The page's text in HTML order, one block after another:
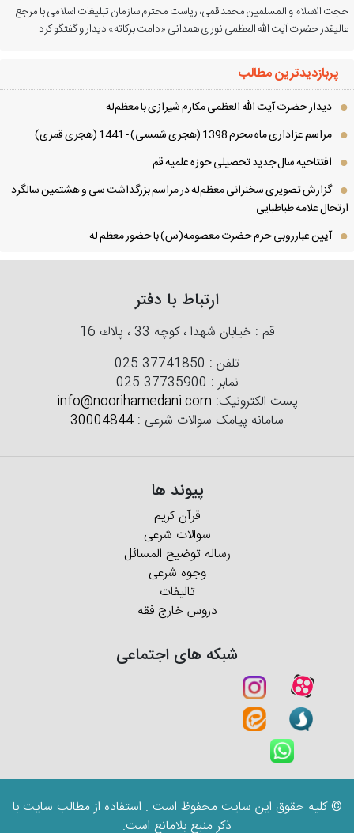
الاسلام و المسلمین محمد قمی، ریاست محترم سازمان تبلیغات اسلامی با مرجع
حضرت آیت الله العظمی نوری همدانی «دامت برکاته» دیدار و گفتگو کرد.
پربازدیدترین مطالب
دیدار حضرت آیت الله العظمی مكارم شیرازی با معظم‌له
مراسم عزاداری ماه محرم 1398 (هجری شمسی) - 1441 (هجری قمری)
افتتاحیه سال جدید تحصیلی حوزه علمیه قم
گزارش تصویری سخنرانی معظم‌له در مراسم بزرگداشت سی و هشتمین سالگرد
علامه طباطبایی
آیین غبارروبی حرم حضرت معصومه(س) با حضور معظم له
ارتباط با دفتر
قم : خیابان شهدا ، كوچه 33 ، پلاك 16
تلفن :025 37741850
نمابر :025 37735900
پست الکترونیک:info@noorihamedani.com
سامانه پیامک سوالات شرعی : 30004844
پیوند ها
قرآن کریم
سوالات شرعی
رساله توضیح المسائل
وجوه شرعی
تالیفات
دروس خارج فقه
شبکه های اجتماعی
© کلیه حقوق این سایت محفوظ است . استفاده از مطالب سایت با
ذکر منبع بلامانع است.